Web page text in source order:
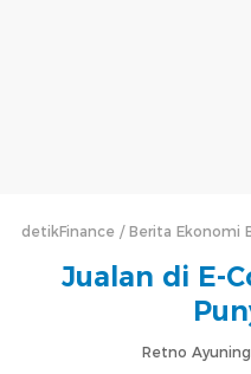
detikFinance Berita Ekonomi
Jualan di E-
Retno